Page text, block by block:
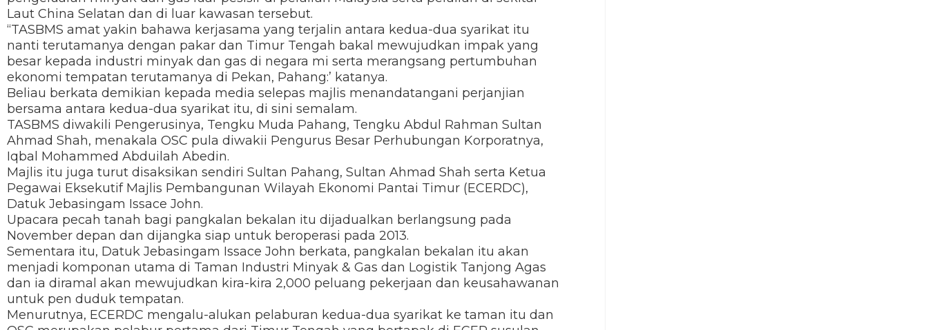
Laut China Selatan dan di luar kawasan tersebut.
“TASBMS amat yakin bahawa kerjasama yang terjalin antara kedua-dua syarikat itu
nanti terutamanya dengan pakar dan Timur Tengah bakal mewujudkan impak yang
besar kepada industri minyak dan gas di negara mi serta merangsang pertumbuhan
ekonomi tempatan terutamanya di Pekan, Pahang:’ katanya.
Beliau berkata demikian kepada media selepas majlis menandatangani perjanjian
bersama antara kedua-dua syarikat itu, di sini semalam.
TASBMS diwakili Pengerusinya, Tengku Muda Pahang, Tengku Abdul Rahman Sultan
Ahmad Shah, menakala OSC pula diwakii Pengurus Besar Perhubungan Korporatnya,
Iqbal Mohammed Abduilah Abedin.
Majlis itu juga turut disaksikan sendiri Sultan Pahang, Sultan Ahmad Shah serta Ketua
Pegawai Eksekutif Majlis Pembangunan Wilayah Ekonomi Pantai Timur (ECERDC),
Datuk Jebasingam Issace John.
Upacara pecah tanah bagi pangkalan bekalan itu dijadualkan berlangsung pada
November depan dan dijangka siap untuk beroperasi pada 2013.
Sementara itu, Datuk Jebasingam Issace John berkata, pangkalan bekalan itu akan
menjadi komponan utama di Taman Industri Minyak & Gas dan Logistik Tanjong Agas
dan ia diramal akan mewujudkan kira-kira 2,000 peluang pekerjaan dan keusahawanan
untuk pen duduk tempatan.
Menurutnya, ECERDC mengalu-alukan pelaburan kedua-dua syarikat ke taman itu dan